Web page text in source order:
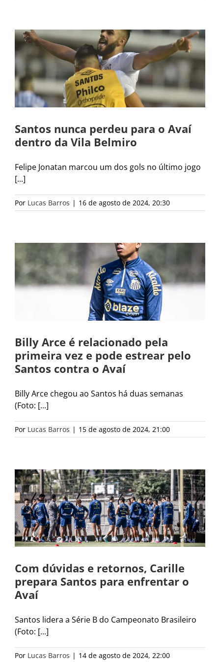
Santos nunca perdeu para o Avaí
dentro da Vila Belmiro
Felipe Jonatan marcou um dos gols no último jogo
[...]
Por Lucas Barros | 16 de agosto de 2024, 20:30
Billy Arce é relacionado pela
primeira vez e pode estrear pelo
Santos contra o Avaí
Billy Arce chegou ao Santos há duas semanas
(Foto: [...]
Por Lucas Barros | 15 de agosto de 2024, 21:00
Com dúvidas e retornos, Carille
prepara Santos para enfrentar o
Avaí
Santos lidera a Série B do Campeonato Brasileiro
(Foto: [...]
Por Lucas Barros | 14 de agosto de 2024, 22:00